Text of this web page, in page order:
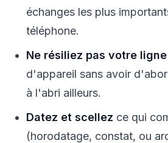
échanges les plus
téléphone.
Ne résiliez pas votre ligne
d'appareil sans avoir
à l'abri ailleurs.
Datez et scellez ce qui
(horodatage, constat, ou